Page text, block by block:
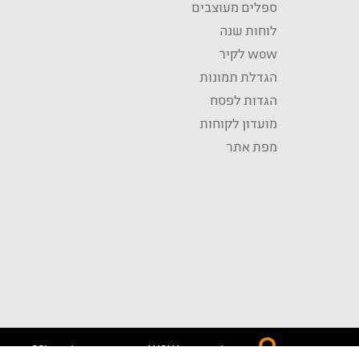
ספלים מעוצבים
לוחות שנה
wow לקיר
הגדלת תמונות
הגדות לפסח
מועדון לקוחות
מפת אתר
התשלום באתר WOW מאובטח בטכנולוגית SSL